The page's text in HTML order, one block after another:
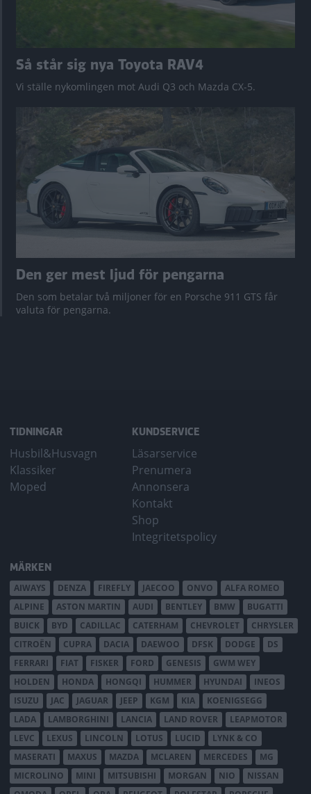
Så står sig nya Toyota RAV4
Vi ställe nykomlingen mot Audi Q3 och Mazda CX-5.
Den ger mest ljud för pengarna
Den som betalar två miljoner för en Porsche 911 GTS får
valuta för pengarna.
TIDNINGAR
Husbil&Husvagn
Klassiker
Moped
KUNDSERVICE
Läsarservice
Prenumera
Annonsera
Kontakt
Shop
Integritetspolicy
MÄRKEN
AIWAYS DENZA FIREFLY JAECOO ONVO
ALFA ROMEO
ALPINE
ASTON MARTIN AUDI BENTLEY BMW
BUGATTI
BUICK
BYD CADILLAC CATERHAM CHEVROLET
CHRYSLER
CITROËN
CUPRA DACIA DAEWOO DFSK DODGE
DS
FERRARI
FIAT FISKER FORD GENESIS
GWM WEY
HOLDEN
HONDA HONGQI HUMMER HYUNDAI
INEOS
ISUZU
JAC JAGUAR JEEP KGM KIA
KOENIGSEGG
LADA
LAMBORGHINI LANCIA LAND ROVER
LEAPMOTOR
LEVC
LEXUS LINCOLN LOTUS LUCID
LYNK & CO
MASERATI
MAXUS MAZDA MCLAREN MERCEDES
MG
MICROLINO
MINI MITSUBISHI MORGAN NIO
NISSAN